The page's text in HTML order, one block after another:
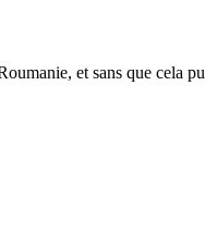
et sans que cela